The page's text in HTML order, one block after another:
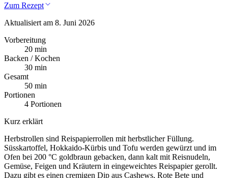
Zum Rezept
Aktualisiert am 8. Juni 2026
Vorbereitung
20 min
Backen / Kochen
30 min
Gesamt
50 min
Portionen
4 Portionen
Kurz erklärt
Herbstrollen sind Reispapierrollen mit herbstlicher Füllung.
Süsskartoffel, Hokkaido-Kürbis und Tofu werden gewürzt und im
Ofen bei 200 °C goldbraun gebacken, dann kalt mit Reisnudeln,
Gemüse, Feigen und Kräutern in eingeweichtes Reispapier gerollt.
Dazu gibt es einen cremigen Dip aus Cashews, Rote Bete und